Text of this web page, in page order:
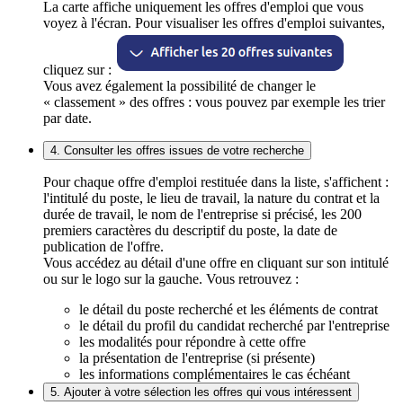
La carte affiche uniquement les offres d'emploi que vous
voyez à l'écran. Pour visualiser les offres d'emploi suivantes,
cliquez sur :
Vous avez également la possibilité de changer le
« classement » des offres : vous pouvez par exemple les trier
par date.
4. Consulter les offres issues de votre recherche
Pour chaque offre d'emploi restituée dans la liste, s'affichent :
l'intitulé du poste, le lieu de travail, la nature du contrat et la
durée de travail, le nom de l'entreprise si précisé, les 200
premiers caractères du descriptif du poste, la date de
publication de l'offre.
Vous accédez au détail d'une offre en cliquant sur son intitulé
ou sur le logo sur la gauche. Vous retrouvez :
le détail du poste recherché et les éléments de contrat
le détail du profil du candidat recherché par l'entreprise
les modalités pour répondre à cette offre
la présentation de l'entreprise (si présente)
les informations complémentaires le cas échéant
5. Ajouter à votre sélection les offres qui vous intéressent